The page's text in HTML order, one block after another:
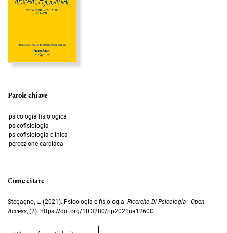
Parole chiave
psicologia fisiologica
psicofisiologia
psicofisiologia clinica
percezione cardiaca
Come citare
Stegagno, L. (2021). Psicologia e fisiologia. Ricerche Di Psicologia - Open
Access, (2). https://doi.org/10.3280/rip2021oa12600